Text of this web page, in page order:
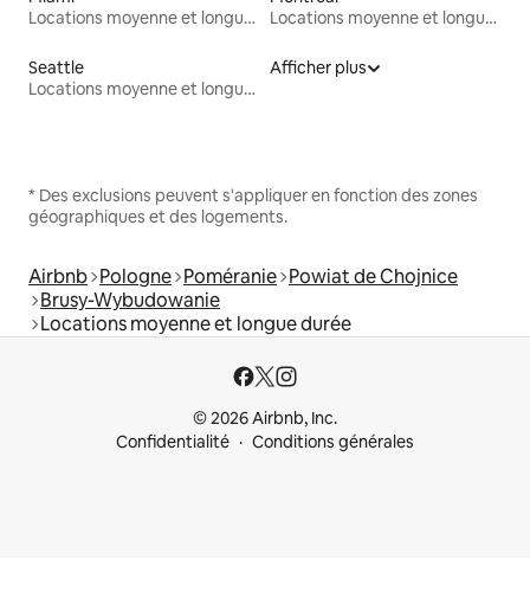
Locations moyenne et longue durée
Locations moyenne et longue durée
Seattle
Locations moyenne et longue durée
Afficher plus
* Des exclusions peuvent s'appliquer en fonction des zones
géographiques et des logements.
Airbnb Pologne Poméranie Powiat de Chojnice
Brusy-Wybudowanie
Locations moyenne et longue durée
© 2026 Airbnb, Inc.
Confidentialité
Conditions générales